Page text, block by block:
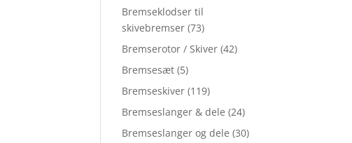
Bremseklodser til
skivebremser (73)
Bremserotor / Skiver (42)
Bremsesæt (5)
Bremseskiver (119)
Bremseslanger & dele (24)
Bremseslanger og dele (30)